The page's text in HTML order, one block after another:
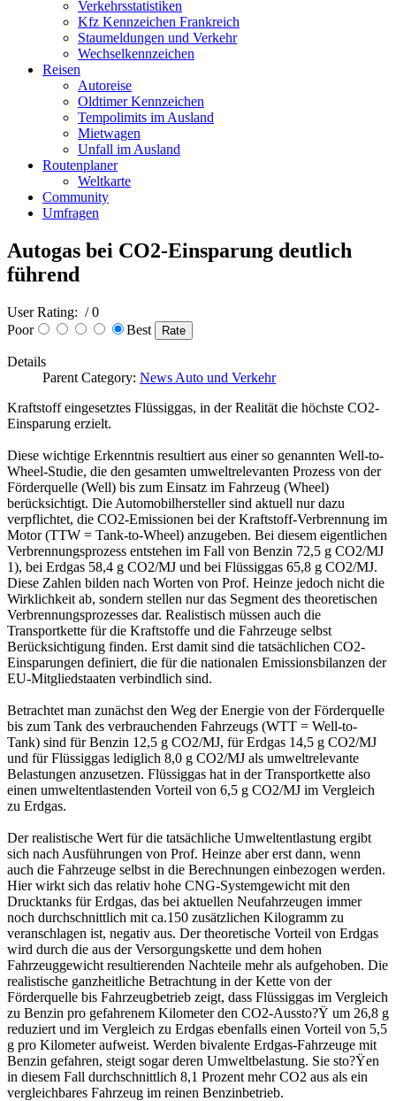
Verkehrsstatistiken
Kfz Kennzeichen Frankreich
Staumeldungen und Verkehr
Wechselkennzeichen
Reisen
Autoreise
Oldtimer Kennzeichen
Tempolimits im Ausland
Mietwagen
Unfall im Ausland
Routenplaner
Weltkarte
Community
Umfragen
Autogas bei CO2-Einsparung deutlich
führend
User Rating: / 0
Poor
Best
Details
Parent Category: News Auto und Verkehr
Kraftstoff eingesetztes Flüssiggas, in der Realität die höchste CO2-
Einsparung erzielt.
Diese wichtige Erkenntnis resultiert aus einer so genannten Well-to-
Wheel-Studie, die den gesamten umweltrelevanten Prozess von der
Förderquelle (Well) bis zum Einsatz im Fahrzeug (Wheel)
berücksichtigt. Die Automobilhersteller sind aktuell nur dazu
verpflichtet, die CO2-Emissionen bei der Kraftstoff-Verbrennung im
Motor (TTW = Tank-to-Wheel) anzugeben. Bei diesem eigentlichen
Verbrennungsprozess entstehen im Fall von Benzin 72,5 g CO2/MJ
1), bei Erdgas 58,4 g CO2/MJ und bei Flüssiggas 65,8 g CO2/MJ.
Diese Zahlen bilden nach Worten von Prof. Heinze jedoch nicht die
Wirklichkeit ab, sondern stellen nur das Segment des theoretischen
Verbrennungsprozesses dar. Realistisch müssen auch die
Transportkette für die Kraftstoffe und die Fahrzeuge selbst
Berücksichtigung finden. Erst damit sind die tatsächlichen CO2-
Einsparungen definiert, die für die nationalen Emissionsbilanzen der
EU-Mitgliedstaaten verbindlich sind.
Betrachtet man zunächst den Weg der Energie von der Förderquelle
bis zum Tank des verbrauchenden Fahrzeugs (WTT = Well-to-
Tank) sind für Benzin 12,5 g CO2/MJ, für Erdgas 14,5 g CO2/MJ
und für Flüssiggas lediglich 8,0 g CO2/MJ als umweltrelevante
Belastungen anzusetzen. Flüssiggas hat in der Transportkette also
einen umweltentlastenden Vorteil von 6,5 g CO2/MJ im Vergleich
zu Erdgas.
Der realistische Wert für die tatsächliche Umweltentlastung ergibt
sich nach Ausführungen von Prof. Heinze aber erst dann, wenn
auch die Fahrzeuge selbst in die Berechnungen einbezogen werden.
Hier wirkt sich das relativ hohe CNG-Systemgewicht mit den
Drucktanks für Erdgas, das bei aktuellen Neufahrzeugen immer
noch durchschnittlich mit ca.150 zusätzlichen Kilogramm zu
veranschlagen ist, negativ aus. Der theoretische Vorteil von Erdgas
wird durch die aus der Versorgungskette und dem hohen
Fahrzeuggewicht resultierenden Nachteile mehr als aufgehoben. Die
realistische ganzheitliche Betrachtung in der Kette von der
Förderquelle bis Fahrzeugbetrieb zeigt, dass Flüssiggas im Vergleich
zu Benzin pro gefahrenem Kilometer den CO2-Aussto?Ÿ um 26,8 g
reduziert und im Vergleich zu Erdgas ebenfalls einen Vorteil von 5,5
g pro Kilometer aufweist. Werden bivalente Erdgas-Fahrzeuge mit
Benzin gefahren, steigt sogar deren Umweltbelastung. Sie sto?Ÿen
in diesem Fall durchschnittlich 8,1 Prozent mehr CO2 aus als ein
vergleichbares Fahrzeug im reinen Benzinbetrieb.